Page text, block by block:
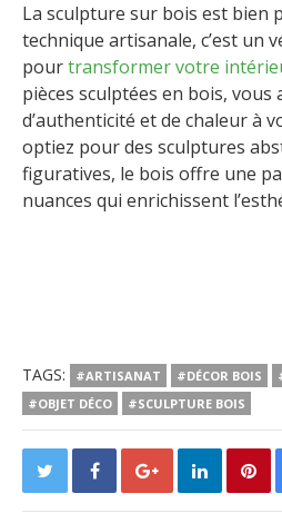
La sculpture sur bois est bien
technique artisanale, c’est un
pourtransformer votre
pièces sculptées en bois,
d’authenticité et de chaleur à
optiez pour des sculptures
figuratives, le bois offre une
nuances qui enrichissent
TAGS: #ARTISANAT #DÉCOR BOIS
#OBJET DÉCO
#SCULPTURE BOIS